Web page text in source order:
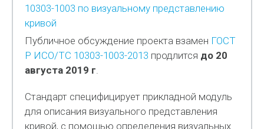
10303-1003 по визуальному представлению
кривой
Публичное обсуждение проекта взамен ГОСТ
Р ИСО/ТС 10303-1003-2013 продлится до 20
августа 2019 г.
Стандарт специфицирует прикладной модуль
для описания визуального представления
кривой, с помощью определения визуальных